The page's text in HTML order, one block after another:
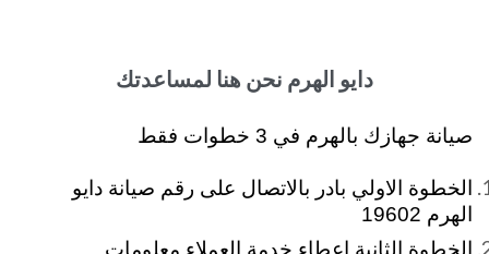
دايو الهرم نحن هنا لمساعدتك
صيانة جهازك بالهرم في 3 خطوات فقط
الخطوة الاولي بادر بالاتصال على رقم صيانة دايو
الهرم 19602
الخطوة الثانية إعطاء خدمة العملاء معلومات